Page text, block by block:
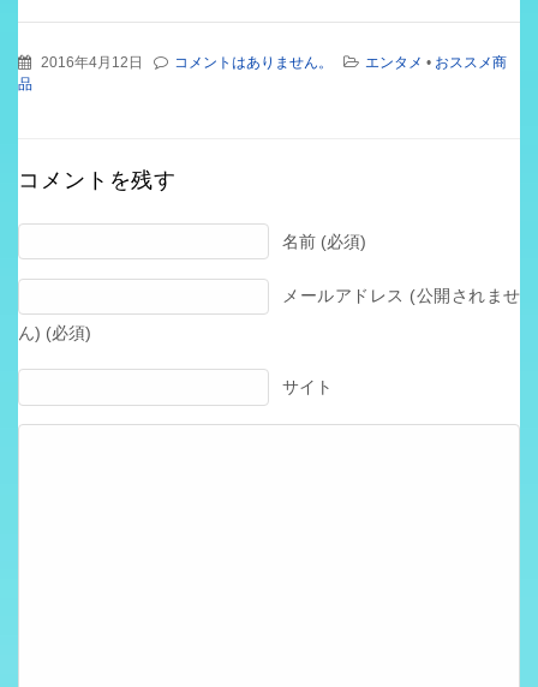
2016年4月12日 コメントはありません。 エンタメ • おススメ商
品
コメントを残す
名前 (必須)
メールアドレス (公開されませ
ん) (必須)
サイト